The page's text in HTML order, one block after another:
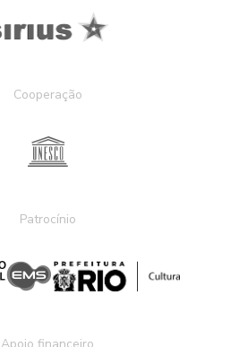
Cooperação
Patrocínio